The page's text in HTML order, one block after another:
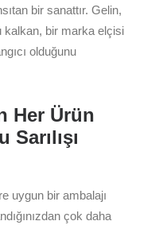
bir sanattır. Gelin,
kalkan, bir marka elçisi
olduğunu
Her Ürün
uygun bir ambalajı
çok daha